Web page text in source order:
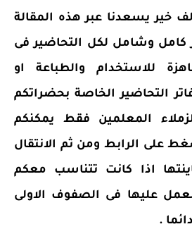
خير يسعدنا عبر هذه المقالة
كامل وشامل لكل التحاضير فى
للاستخدام والطباعة او
التحاضير الخاصة بحضراتكم
المعلمين فقط يمكنكم
على الرابط ومن ثم الانتقال
اذا كانت تتناسب معكم
عليها فى الصفوف الاولى
.